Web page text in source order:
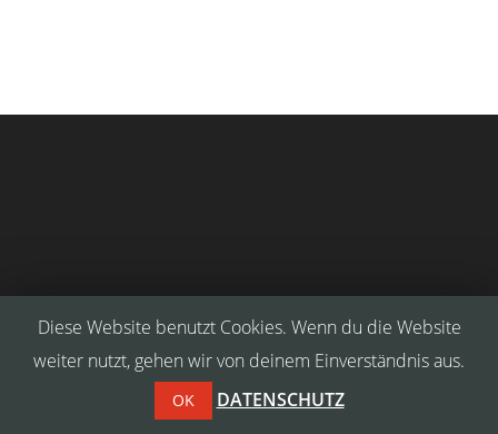
Copyright Premium Berlin Security
Diese Website benutzt Cookies. Wenn du die Website
weiter nutzt, gehen wir von deinem Einverständnis aus.
OK DATENSCHUTZ